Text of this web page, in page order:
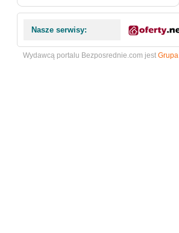
Nasze serwisy:
Wydawcą portalu Bezposrednie.com jest